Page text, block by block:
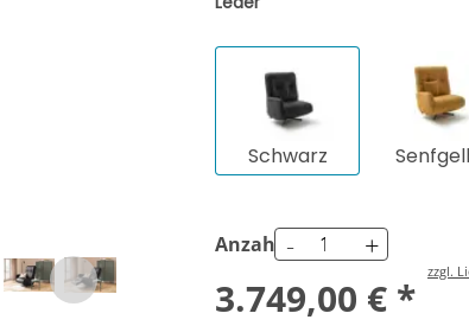
Schwarz
Anzahl - +
3.749,00 € *
zzgl.